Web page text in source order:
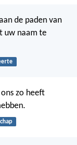
de paden van
uw naam te
zo heeft